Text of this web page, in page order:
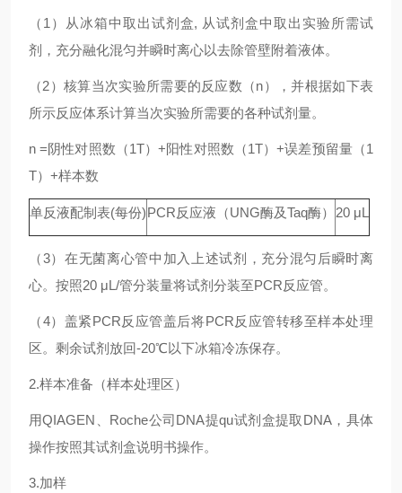
（1）从冰箱中取出试剂盒, 从试剂盒中取出实验所需试
剂，充分融化混匀并瞬时离心以去除管壁附着液体。
（2）核算当次实验所需要的反应数（n），并根据如下表
所示反应体系计算当次实验所需要的各种试剂量。
n =阴性对照数（1T）+阳性对照数（1T）+误差预留量（1
T）+样本数
单反液配制表(每份)PCR反应液（UNG酶及Taq酶） 20 μL
（3）在无菌离心管中加入上述试剂，充分混匀后瞬时离
心。按照20 μL/管分装量将试剂分装至PCR反应管。
（4）盖紧PCR反应管盖后将PCR反应管转移至样本处理
区。剩余试剂放回-20℃以下冰箱冷冻保存。
2.样本准备（样本处理区）
用QIAGEN、Roche公司DNA提qu试剂盒提取DNA，具体
操作按照其试剂盒说明书操作。
3.加样